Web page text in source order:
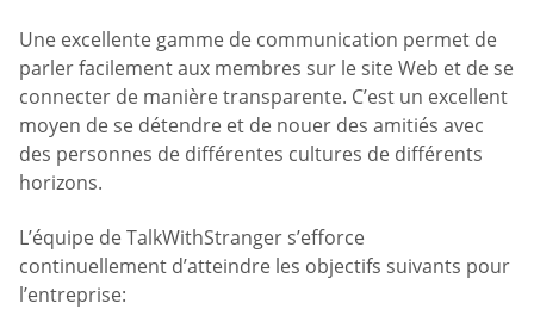
Une excellente gamme de communication permet de
parler facilement aux membres sur le site Web et de se
connecter de manière transparente. C’est un excellent
moyen de se détendre et de nouer des amitiés avec
des personnes de différentes cultures de différents
horizons.
L’équipe de TalkWithStranger s’efforce
continuellement d’atteindre les objectifs suivants pour
l’entreprise: